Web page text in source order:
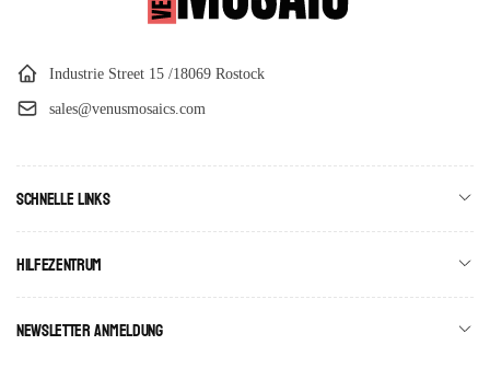
Industrie Street 15 /18069 Rostock
sales@venusmosaics.com
Schnelle Links
Hilfezentrum
Newsletter Anmeldung